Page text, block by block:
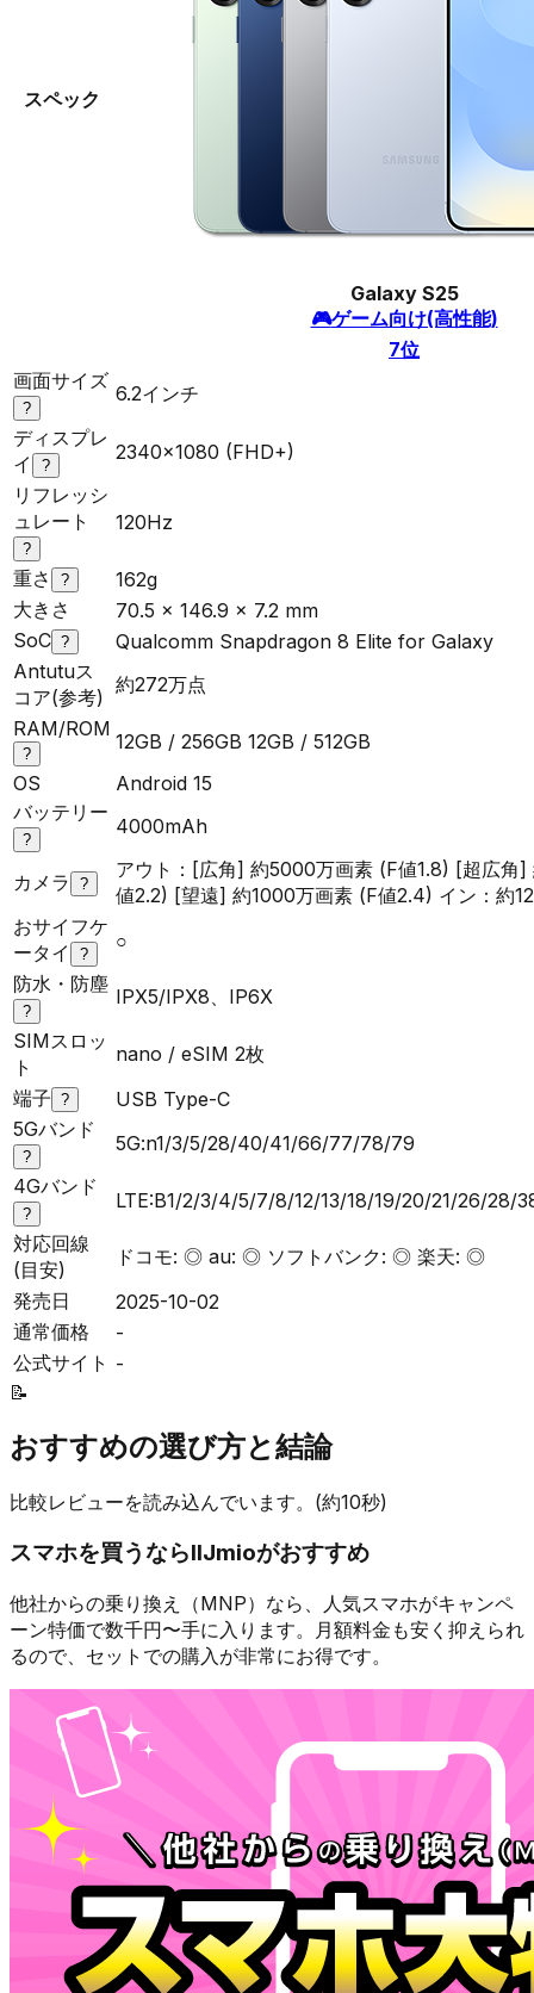
スペック
Galaxy S25
🎮ゲーム向け(高性能)
7位
画面サイズ
?
6.2インチ
ディスプレ
イ
?
2340x1080 (FHD+)
リフレッシ
ュレート
?
120Hz
重さ ?
162g
大きさ
70.5 x 146.9 x 7.2 mm
SoC ?
Qualcomm Snapdragon 8 Elite for Galaxy
Antutuス
コア(参考)
約272万点
RAM/ROM
?
12GB / 256GB 12GB / 512GB
OS
Android 15
バッテリー
?
4000mAh
カメラ ?
アウト：[広角] 約5000万画素 (F値1.8) [超広角]
値2.2) [望遠] 約1000万画素 (F値2.4) イン：約
おサイフケ
ータイ
?
○
防水・防塵
?
IPX5/IPX8、IP6X
SIMスロッ
ト
nano / eSIM 2枚
端子 ?
USB Type-C
5Gバンド
?
5G:n1/3/5/28/40/41/66/77/78/79
4Gバンド
?
LTE:B1/2/3/4/5/7/8/12/13/18/19/20/21/26/28/
対応回線
(目安)
ドコモ: ◎ au: ◎ ソフトバンク: ◎ 楽天: ◎
発売日
2025-10-02
通常価格
-
公式サイト -
📝
おすすめの選び方と結論
比較レビューを読み込んでいます。(約10秒)
スマホを買うならIIJmioがおすすめ
他社からの乗り換え（MNP）なら、人気スマホがキャンペ
ーン特価で数千円〜手に入ります。月額料金も安く抑えられ
るので、セットでの購入が非常にお得です。